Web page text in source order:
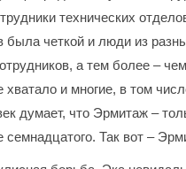
технических
была четкой и люди из
а тем более –
и многие, в том
думает, что Эрмитаж –
семнадцатого. Так вот –